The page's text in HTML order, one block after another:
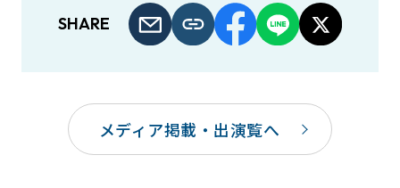
SHARE
メディア掲載・出演覧へ